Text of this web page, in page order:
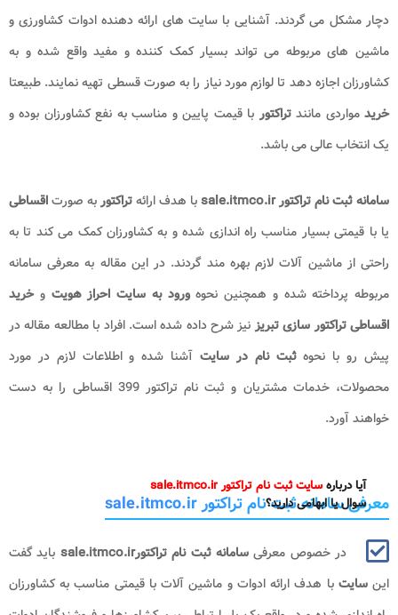
دچار مشکل می گردند. آشنایی با سایت های ارائه دهنده ادوات کشاورزی و
ماشین های مربوطه می تواند بسیار کمک کننده و مفید واقع شده و به
کشاورزان اجازه دهد تا لوازم مورد نیاز را به صورت قسطی تهیه نمایند. طبیعتا
خریدمواردی مانندتراکتور با قیمت پایین و مناسب به نفع کشاورزان بوده و
یک انتخاب عالی می باشد.
سامانه ثبت نام تراکتور sale.itmco.ir با هدف ارائهتراکتوربه صورتاقساطی
یا با قیمتی بسیار مناسب راه اندازی شده و به کشاورزان کمک می کند تا به
راحتی از ماشین آلات لازم بهره مند گردند. در این مقاله به معرفی سامانه
مربوطه پرداخته شده و همچنین نحوهورود به سایت احراز هویت وخرید
اقساطی تراکتور سازی تبریزنیز شرح داده شده است. افراد با مطالعه مقاله در
پیش رو با نحوهثبت نام در سایت آشنا شده و اطلاعات لازم در مورد
محصولات، خدمات مشتریان و ثبت نام تراکتور 399 اقساطی را به دست
خواهند آورد.
آیا دربارهسایت ثبت نام تراکتور sale.itmco.ir
سوال یا ابهامی دارید؟
معرفی سامانه ثبت نام تراکتور sale.itmco.ir
در خصوص معرفیسامانه ثبت نام تراکتورsale.itmco.ir
باید گفت
اینسایتبا هدف ارائه ادوات و ماشین آلات با قیمتی مناسب به کشاورزان